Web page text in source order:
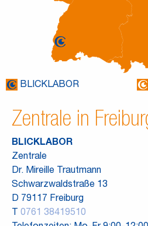
BLICKLABOR
Zentrale in
BLICKLABOR
Zentrale
Dr. Mireille Trautmann
Schwarzwaldstraße 13
D 79117 Freiburg
T 0761 38419510